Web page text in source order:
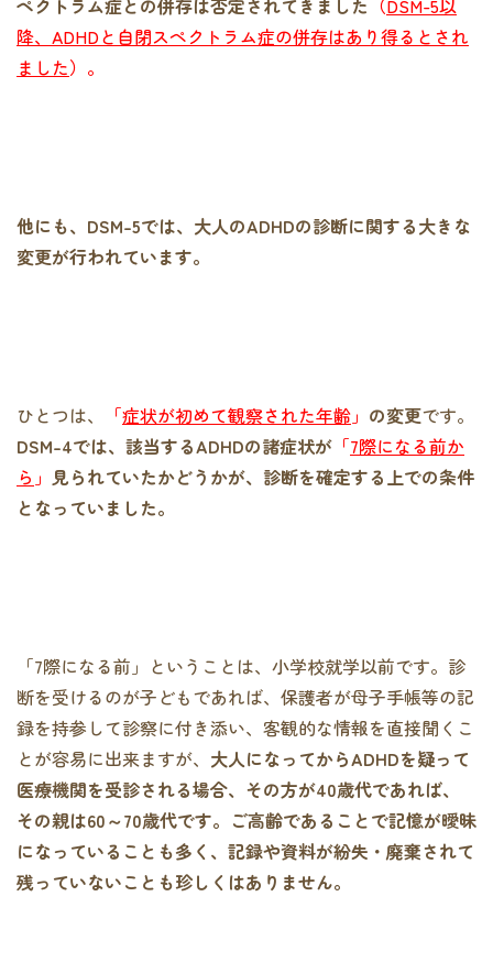
ペクトラム症との併存は否定されてきました （DSM-5以
降、ADHDと自閉スペクトラム症の併存はあり得るとされ
ました） 。
他にも、DSM-5では、大人のADHDの診断に関する大きな
変更が行われています。
ひとつは、 「症状が初めて観察された年齢」 の変更です。
DSM-4では、該当するADHDの諸症状が 「7際になる前か
ら 」 見られていたかどうかが、診断を確定する上での条件
となっていました。
「7際になる前」ということは、小学校就学以前です。診
断を受けるのが子どもであれば、保護者が母子手帳等の記
録を持参して診察に付き添い、客観的な情報を直接聞くこ
とが容易に出来ますが、 大人になってからADHDを疑って
医療機関を受診される場合、その方が40歳代であれば、
その親は60～70歳代です。ご高齢であることで記憶が曖昧
になっていることも多く、記録や資料が紛失・廃棄されて
残っていないことも珍しくはありません。